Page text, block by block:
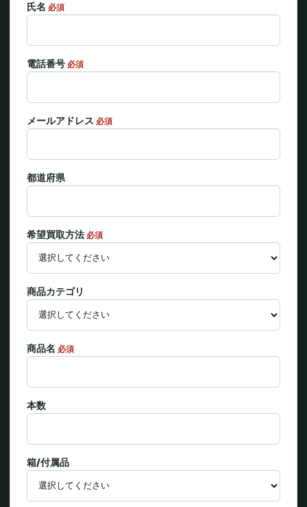
氏名 必須
電話番号 必須
メールアドレス 必須
都道府県
希望買取方法 必須
商品カテゴリ
商品名 必須
本数
箱/付属品